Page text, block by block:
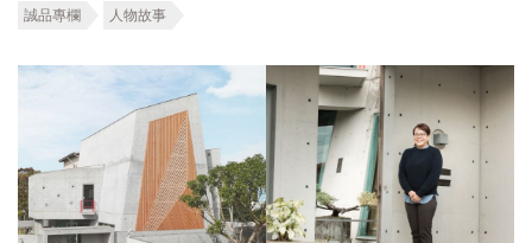
誠品專欄 人物故事